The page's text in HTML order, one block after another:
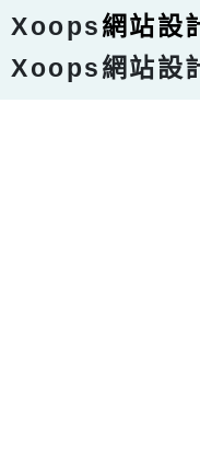
Xoops網站設
Xoops網站設